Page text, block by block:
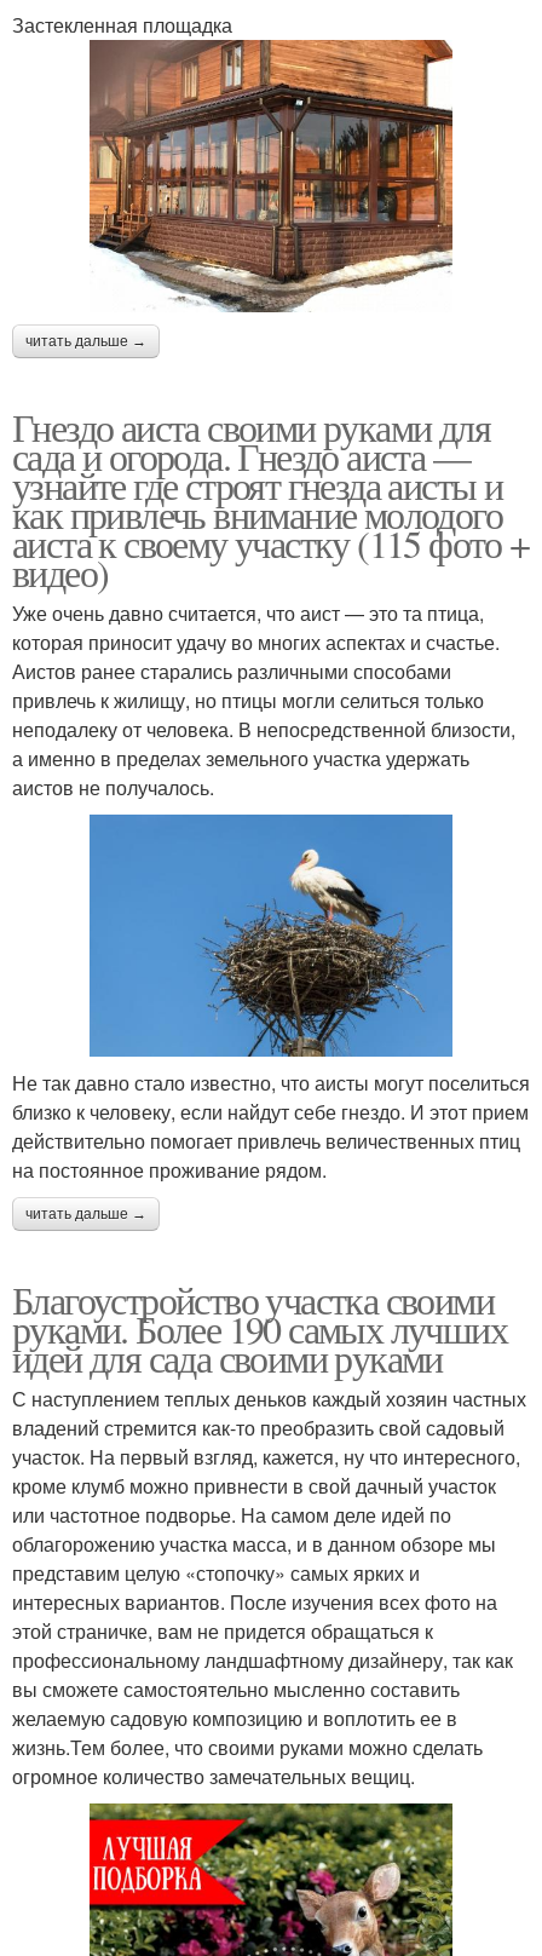
Застекленная площадка
читать дальше →
Гнездо аиста своими руками для
сада и огорода. Гнездо аиста —
узнайте где строят гнезда аисты и
как привлечь внимание молодого
аиста к своему участку (115 фото +
видео)
Уже очень давно считается, что аист — это та птица,
которая приносит удачу во многих аспектах и счастье.
Аистов ранее старались различными способами
привлечь к жилищу, но птицы могли селиться только
неподалеку от человека. В непосредственной близости,
а именно в пределах земельного участка удержать
аистов не получалось.
Не так давно стало известно, что аисты могут поселиться
близко к человеку, если найдут себе гнездо. И этот прием
действительно помогает привлечь величественных птиц
на постоянное проживание рядом.
читать дальше →
Благоустройство участка своими
руками. Более 190 самых лучших
идей для сада своими руками
С наступлением теплых деньков каждый хозяин частных
владений стремится как-то преобразить свой садовый
участок. На первый взгляд, кажется, ну что интересного,
кроме клумб можно привнести в свой дачный участок
или частотное подворье. На самом деле идей по
облагорожению участка масса, и в данном обзоре мы
представим целую «стопочку» самых ярких и
интересных вариантов. После изучения всех фото на
этой страничке, вам не придется обращаться к
профессиональному ландшафтному дизайнеру, так как
вы сможете самостоятельно мысленно составить
желаемую садовую композицию и воплотить ее в
жизнь.Тем более, что своими руками можно сделать
огромное количество замечательных вещиц.